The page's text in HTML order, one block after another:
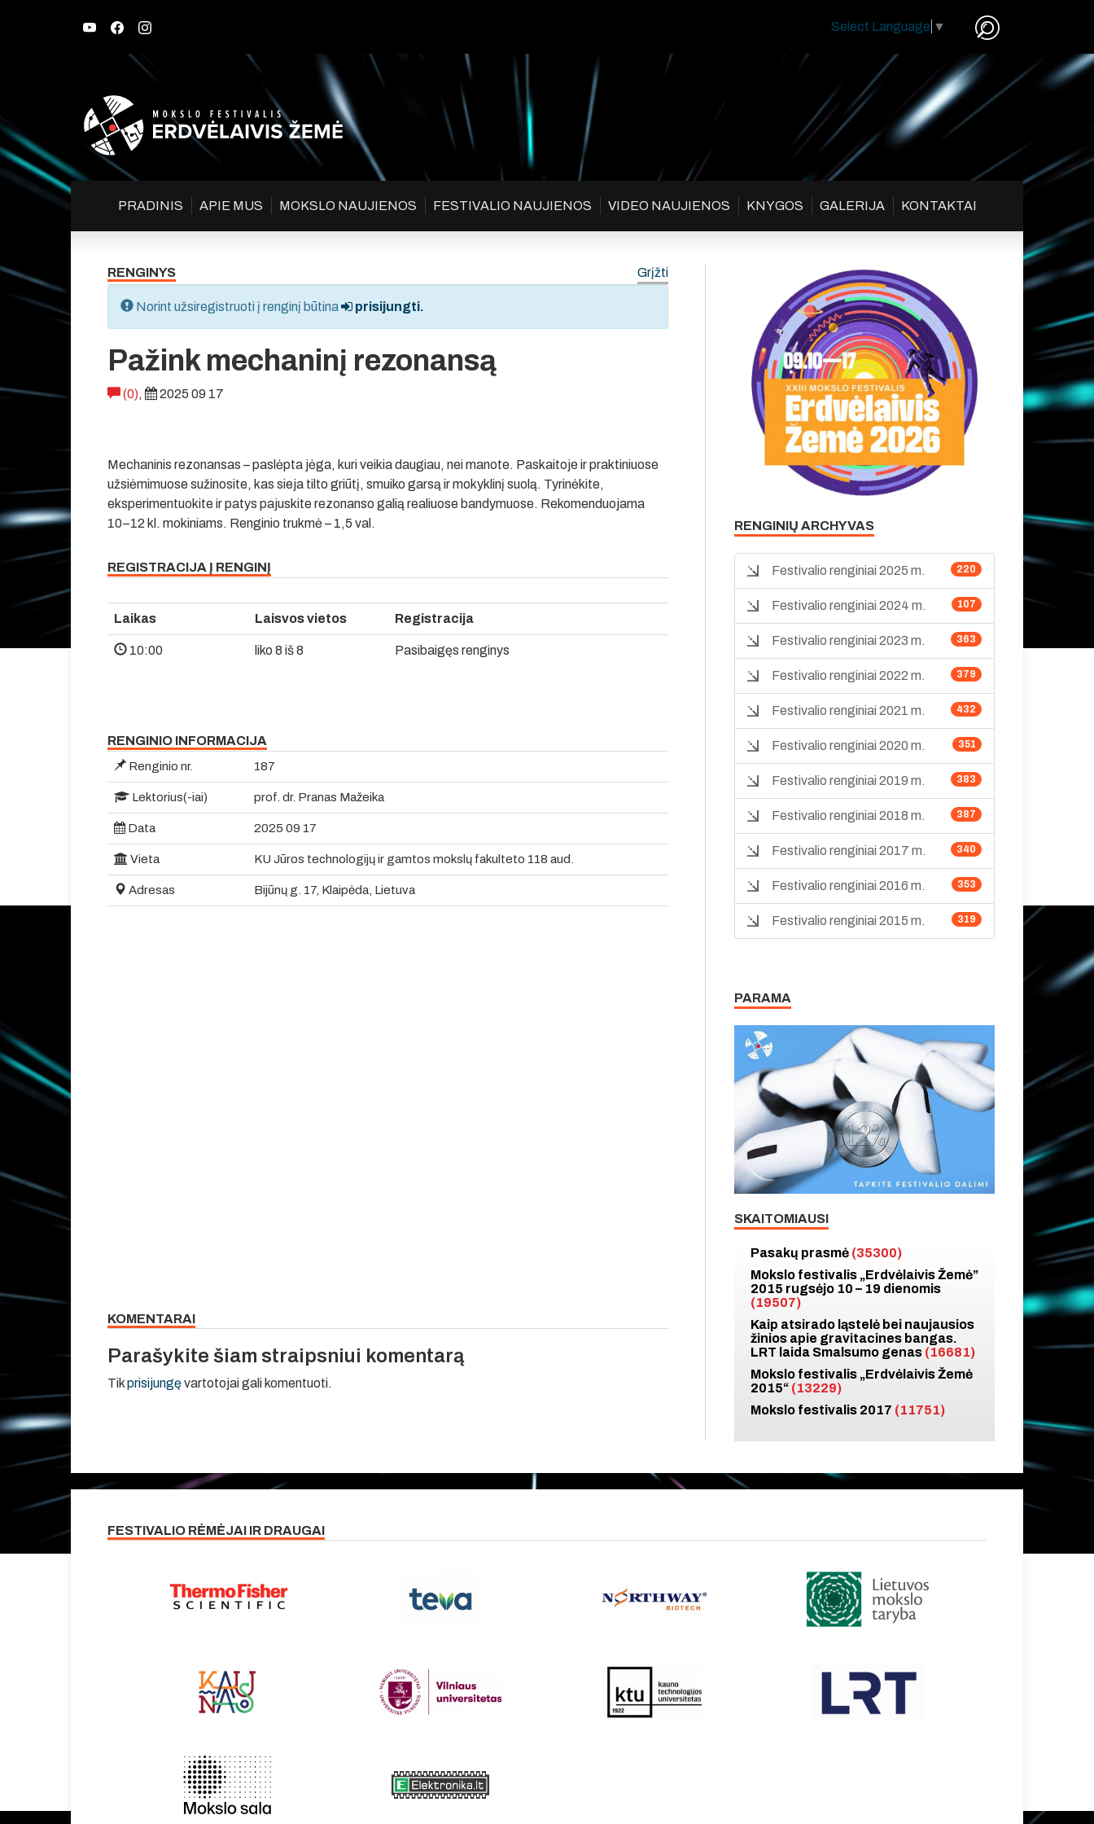
Select Language ▼
PRADINIS APIE MUS MOKSLO NAUJIENOS FESTIVALIO NAUJIENOS VIDEO NAUJIENOS KNYGOS GALERIJA KONTAKTAI
RENGINYS Grįžti
Norint užsiregistruoti į renginį būtina prisijungti.
Pažink mechaninį rezonansą
(0), 2025 09 17
Mechaninis rezonansas – paslėpta jėga, kuri veikia daugiau, nei manote. Paskaitoje ir praktiniuose
užsiėmimuose sužinosite, kas sieja tilto griūtį, smuiko garsą ir mokyklinį suolą. Tyrinėkite,
eksperimentuokite ir patys pajuskite rezonanso galią realiuose bandymuose. Rekomenduojama
10–12 kl. mokiniams. Renginio trukmė – 1,5 val.
REGISTRACIJA Į RENGINĮ
Laikas Laisvos vietos Registracija
10:00 liko 8 iš 8 Pasibaigęs renginys
RENGINIO INFORMACIJA
Renginio nr. 187
Lektorius(-iai) prof. dr. Pranas Mažeika
Data 2025 09 17
Vieta KU Jūros technologijų ir gamtos mokslų fakulteto 118 aud.
Adresas Bijūnų g. 17, Klaipėda, Lietuva
KOMENTARAI
Parašykite šiam straipsniui komentarą
Tikprisijungęvartotojai gali komentuoti.
RENGINIŲ ARCHYVAS
220
Festivalio renginiai 2025 m.
107
Festivalio renginiai 2024 m.
363
Festivalio renginiai 2023 m.
379
Festivalio renginiai 2022 m.
432
Festivalio renginiai 2021 m.
351
Festivalio renginiai 2020 m.
383
Festivalio renginiai 2019 m.
387
Festivalio renginiai 2018 m.
340
Festivalio renginiai 2017 m.
353
Festivalio renginiai 2016 m.
319
Festivalio renginiai 2015 m.
PARAMA
SKAITOMIAUSI
Pasakų prasmė (35300)
Mokslo festivalis „Erdvėlaivis Žemė”
2015 rugsėjo 10 – 19 dienomis
(19507)
Kaip atsirado ląstelė bei naujausios
žinios apie gravitacines bangas.
LRT laida Smalsumo genas (16681)
Mokslo festivalis „Erdvėlaivis Žemė
2015“ (13229)
Mokslo festivalis 2017 (11751)
FESTIVALIO RĖMĖJAI IR DRAUGAI